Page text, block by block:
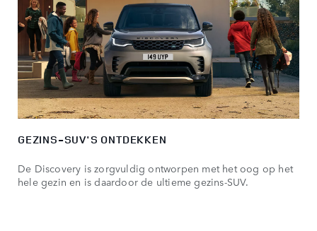
GEZINS-SUV'S ONTDEKKEN
De Discovery is zorgvuldig ontworpen met het oog op het
hele gezin en is daardoor de ultieme gezins-SUV.